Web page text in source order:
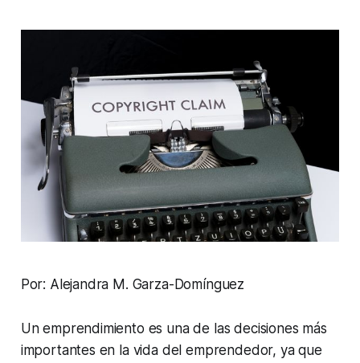
Por: Alejandra M. Garza-Domínguez
Un emprendimiento es una de las decisiones más
importantes en la vida del emprendedor, ya que